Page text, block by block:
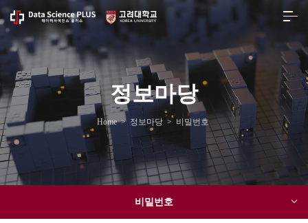
정보마당
Home> 정보마당 > 비밀번호
비밀번호